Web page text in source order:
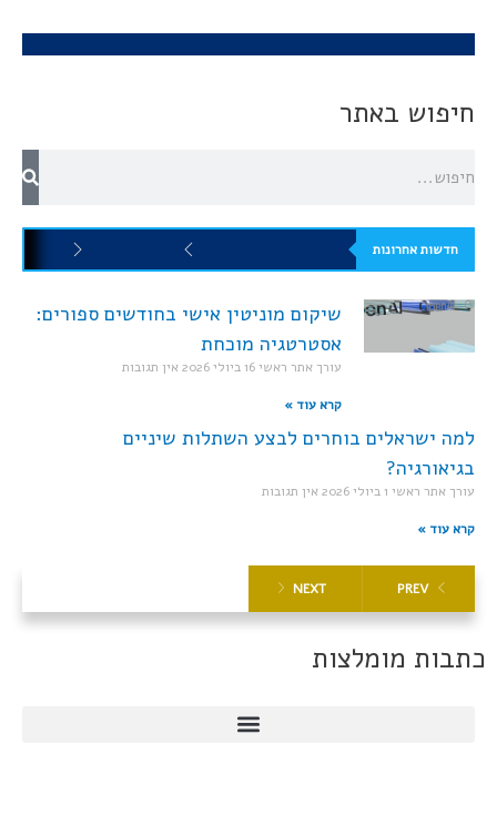
חיפוש באתר
חדשות אחרונות
שיקום מוניטין אישי בחודשים ספורים:
אסטרטגיה מוכחת
עורך אתר ראשי16 ביולי 2026 אין תגובות
קרא עוד »
למה ישראלים בוחרים לבצע השתלות שיניים
בגיאורגיה?
עורך אתר ראשי 1 ביולי 2026 אין תגובות
קרא עוד »
PREV
NEXT
כתבות מומלצות